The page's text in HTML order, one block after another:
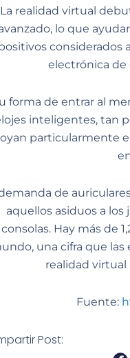
La realidad virtual
lo que
considerados
electrónica de
forma de entrar al
inteligentes, tan
particularmente
de
aquellos asiduos a
consolas. Hay más de
una cifra que
realidad virtual
Fuente:
Post: